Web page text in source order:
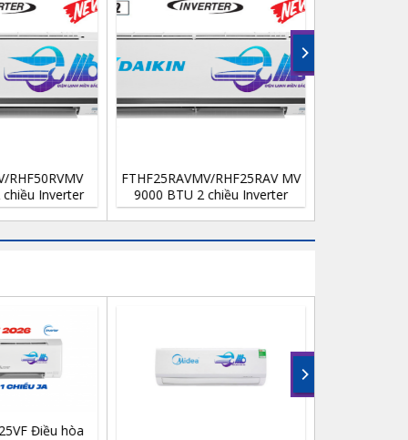
hòa Daikin
RKB25XVMV
1 chiều inverter
Điều hòa Daikin
FTXV35QVMV/RXV35QVMV
12.000 Btu inverter 2 chiều